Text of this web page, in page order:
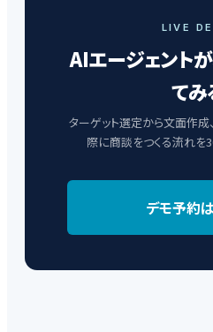
LIVE
AIエージェント
てみ
ターゲット選定から文面作成
際に商談をつくる流れを
デモ予約